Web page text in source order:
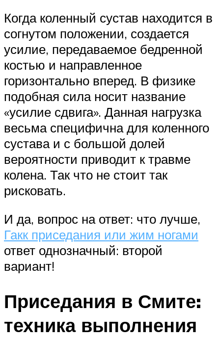
Когда коленный сустав находится в
согнутом положении, создается
усилие, передаваемое бедренной
костью и направленное
горизонтально вперед. В физике
подобная сила носит название
«усилие сдвига». Данная нагрузка
весьма специфична для коленного
сустава и с большой долей
вероятности приводит к травме
колена. Так что не стоит так
рисковать.
И да, вопрос на ответ: что лучше,
Гакк приседания или жим ногами
ответ однозначный: второй
вариант!
Приседания в Смите:
техника выполнения